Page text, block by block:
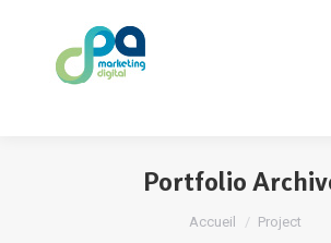
Portfolio
Vous êtes ici :
Accueil Project